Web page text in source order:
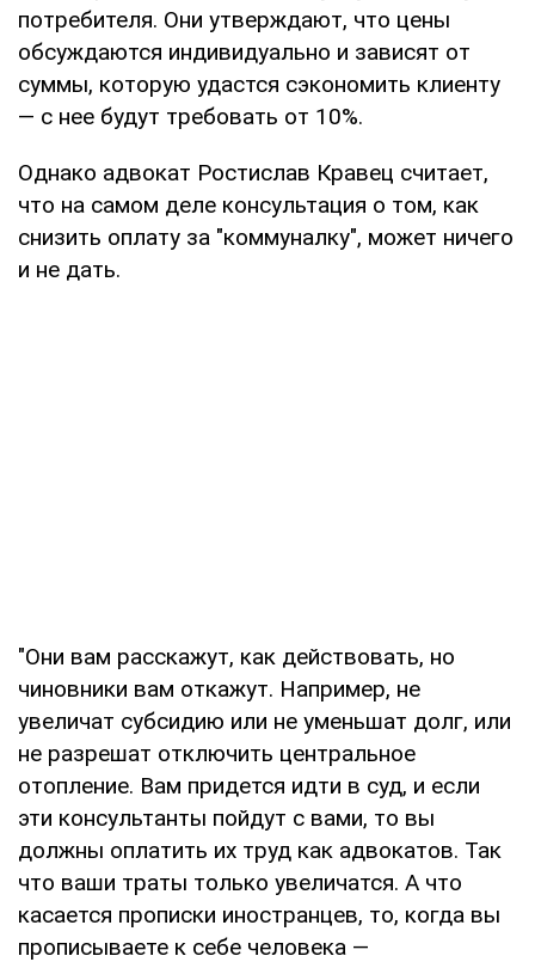
потребителя. Они утверждают, что цены
обсуждаются индивидуально и зависят от
суммы, которую удастся сэкономить клиенту
— с нее будут требовать от 10%.
Однако адвокат Ростислав Кравец считает,
что на самом деле консультация о том, как
снизить оплату за "коммуналку", может ничего
и не дать.
"Они вам расскажут, как действовать, но
чиновники вам откажут. Например, не
увеличат субсидию или не уменьшат долг, или
не разрешат отключить центральное
отопление. Вам придется идти в суд, и если
эти консультанты пойдут с вами, то вы
должны оплатить их труд как адвокатов. Так
что ваши траты только увеличатся. А что
касается прописки иностранцев, то, когда вы
прописываете к себе человека —